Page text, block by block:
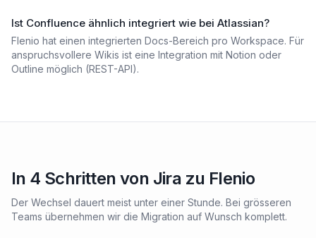
Ist Confluence ähnlich integriert wie bei Atlassian?
Flenio hat einen integrierten Docs-Bereich pro Workspace. Für
anspruchsvollere Wikis ist eine Integration mit Notion oder
Outline möglich (REST-API).
In 4 Schritten von Jira zu Flenio
Der Wechsel dauert meist unter einer Stunde. Bei grösseren
Teams übernehmen wir die Migration auf Wunsch komplett.